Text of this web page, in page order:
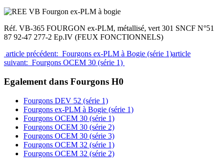
Réf. VB-365 FOURGON ex-PLM, métallisé, vert 301 SNCF N°51
87 92-47 277-2 Ep.IV (FEUX FONCTIONNELS)
article précédent: Fourgons ex-PLM à Bogie (série 1)article
suivant: Fourgons OCEM 30 (série 1)
Egalement dans Fourgons H0
Fourgons DEV 52 (série 1)
Fourgons ex-PLM à Bogie (série 1)
Fourgons OCEM 30 (série 1)
Fourgons OCEM 30 (série 2)
Fourgons OCEM 30 (série 3)
Fourgons OCEM 32 (série 1)
Fourgons OCEM 32 (série 2)